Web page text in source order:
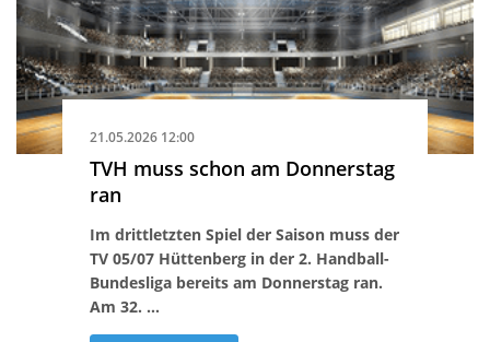
21.05.2026 12:00
TVH muss schon am Donnerstag
ran
Im drittletzten Spiel der Saison muss der
TV 05/07 Hüttenberg in der 2. Handball-
Bundesliga bereits am Donnerstag ran.
Am 32. …